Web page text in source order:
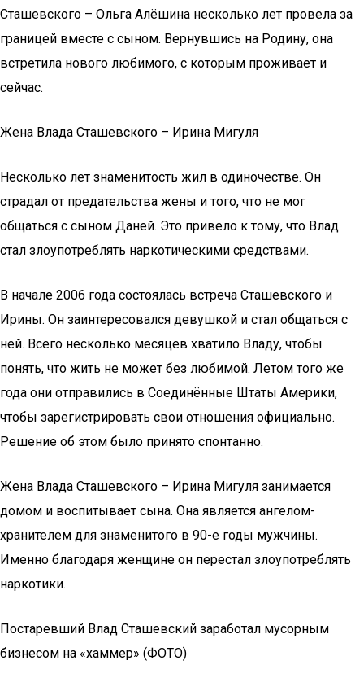
Сташевского – Ольга Алёшина несколько лет провела за
границей вместе с сыном. Вернувшись на Родину, она
встретила нового любимого, с которым проживает и
сейчас.
Жена Влада Сташевского – Ирина Мигуля
Несколько лет знаменитость жил в одиночестве. Он
страдал от предательства жены и того, что не мог
общаться с сыном Даней. Это привело к тому, что Влад
стал злоупотреблять наркотическими средствами.
В начале 2006 года состоялась встреча Сташевского и
Ирины. Он заинтересовался девушкой и стал общаться с
ней. Всего несколько месяцев хватило Владу, чтобы
понять, что жить не может без любимой. Летом того же
года они отправились в Соединённые Штаты Америки,
чтобы зарегистрировать свои отношения официально.
Решение об этом было принято спонтанно.
Жена Влада Сташевского – Ирина Мигуля занимается
домом и воспитывает сына. Она является ангелом-
хранителем для знаменитого в 90-е годы мужчины.
Именно благодаря женщине он перестал злоупотреблять
наркотики.
Постаревший Влад Сташевский заработал мусорным
бизнесом на «хаммер» (ФОТО)